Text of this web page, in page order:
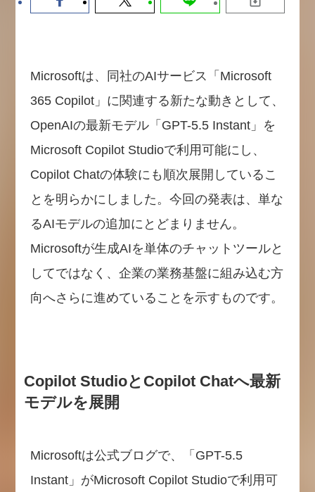
Microsoftは、同社のAIサービス「Microsoft
365 Copilot」に関連する新たな動きとして、
OpenAIの最新モデル「GPT-5.5 Instant」を
Microsoft Copilot Studioで利用可能にし、
Copilot Chatの体験にも順次展開しているこ
とを明らかにしました。今回の発表は、単な
るAIモデルの追加にとどまりません。
Microsoftが生成AIを単体のチャットツールと
してではなく、企業の業務基盤に組み込む方
向へさらに進めていることを示すものです。
Copilot StudioとCopilot Chatへ最新
モデルを展開
Microsoftは公式ブログで、「GPT-5.5
Instant」がMicrosoft Copilot Studioで利用可